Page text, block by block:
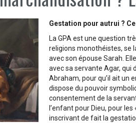
Gestation pour autrui ?
La GPA est une question
religions monothéistes, se
avec son épouse Sarah.
avec sa servante Agar, qui
Abraham, pour qu’il ait un
dispose du pouvoir
consentement de la
l’enfant pour Dieu, pour
inscrivant de fait la